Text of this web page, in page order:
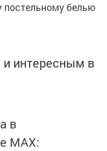
постельному белью
интересным в
в
MАХ: